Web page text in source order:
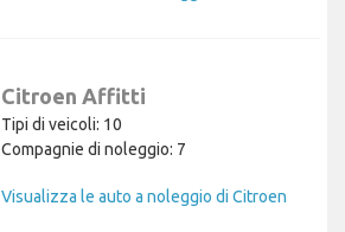
Citroen Affitti
Tipi di veicoli: 10
Compagnie di noleggio: 7
Visualizza le auto a noleggio di Citroen